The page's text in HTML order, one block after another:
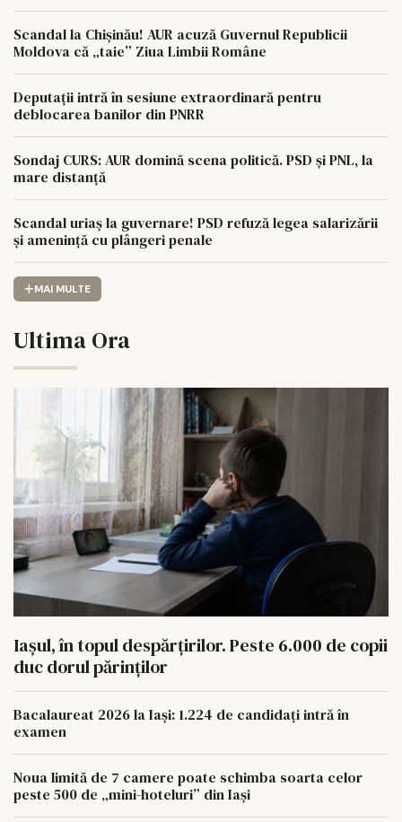
Scandal la Chișinău! AUR acuză Guvernul Republicii
Moldova că „taie” Ziua Limbii Române
Deputații intră în sesiune extraordinară pentru
deblocarea banilor din PNRR
Sondaj CURS: AUR domină scena politică. PSD și PNL, la
mare distanță
Scandal uriaș la guvernare! PSD refuză legea salarizării
și amenință cu plângeri penale
MAI MULTE
Ultima Ora
Iașul, în topul despărțirilor. Peste 6.000 de copii
duc dorul părinților
Bacalaureat 2026 la Iași: 1.224 de candidați intră în
examen
Noua limită de 7 camere poate schimba soarta celor
peste 500 de „mini-hoteluri” din Iași